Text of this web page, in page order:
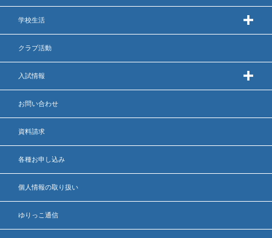
学校生活
クラブ活動
入試情報
お問い合わせ
資料請求
各種お申し込み
個人情報の取り扱い
ゆりっこ通信